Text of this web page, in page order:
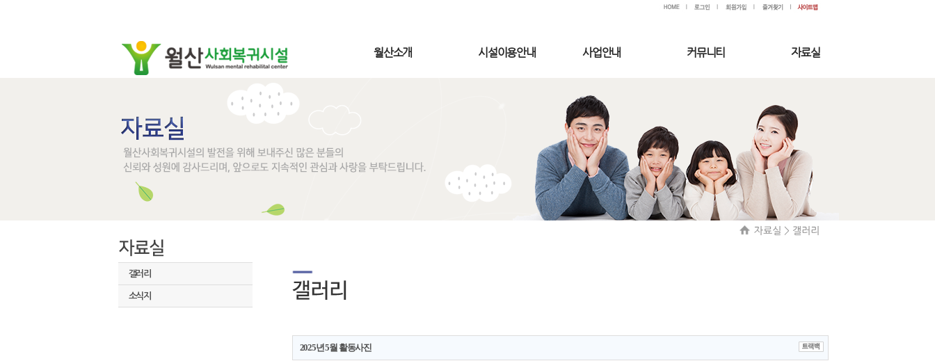
월산소개 시설이용안내 사업안내 커뮤니티 자료실
갤러리
소식지
2025년 5월 활동사진